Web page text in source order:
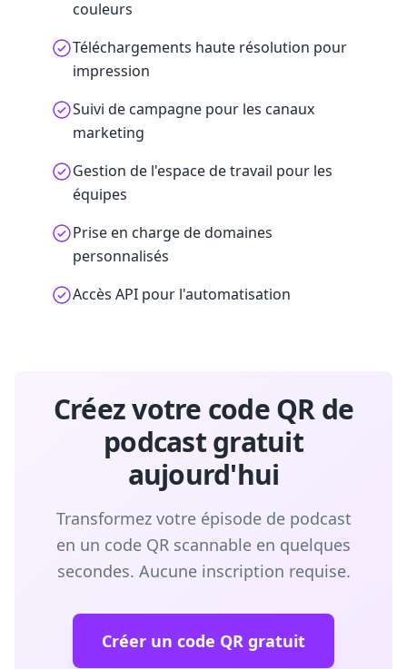
couleurs
Téléchargements haute résolution pour
impression
Suivi de campagne pour les canaux
marketing
Gestion de l'espace de travail pour les
équipes
Prise en charge de domaines
personnalisés
Accès API pour l'automatisation
Créez votre code QR de
podcast gratuit
aujourd'hui
Transformez votre épisode de podcast
en un code QR scannable en quelques
secondes. Aucune inscription requise.
Créer un code QR gratuit